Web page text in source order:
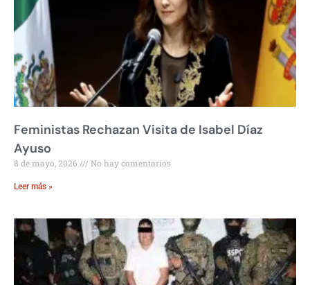
Feministas Rechazan Visita de Isabel Díaz
Ayuso
8 de mayo, 2026 No hay comentarios
Leer más »